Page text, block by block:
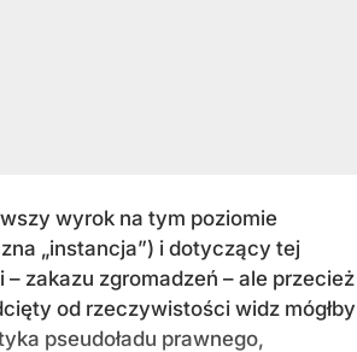
wyrok na tym poziomie
„instancja”) i dotyczący tej
zakazu zgromadzeń – ale przecież
od rzeczywistości widz mógłby
pseudoładu prawnego,